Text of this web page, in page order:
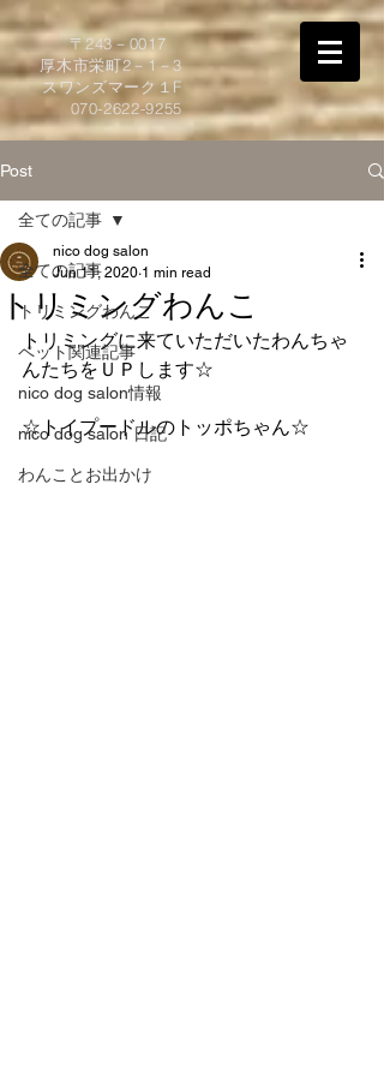
​〒243－0017
厚木市栄町2－1－3
スワンズマーク１F
070-2622-9255
Post
全ての記事
トリミングわんこ
ペット関連記事
nico dog salon情報
nico dog salon 日記
わんことお出かけ
全ての記事
トリミングわんこ
nico dog salon
Jun 11, 2020 1 min read
トリミングに来ていただいたわんちゃ
んたちをＵＰします☆
☆トイプードルのトッポちゃん☆